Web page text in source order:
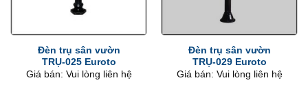
Đèn trụ sân vườn
TRỤ-025 Euroto
Giá bán: Vui lòng liên hệ
Đèn trụ sân vườn
TRỤ-029 Euroto
Giá bán: Vui lòng liên hệ